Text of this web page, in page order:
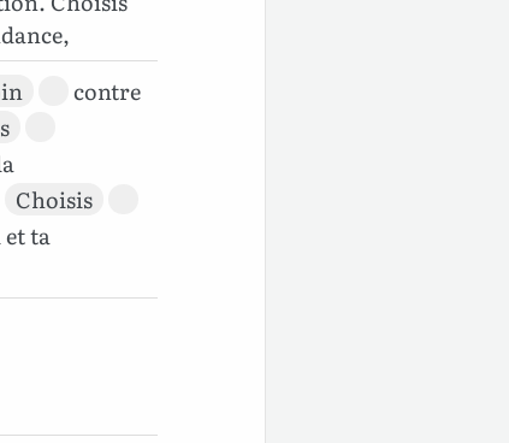
contre
Choisis
ta